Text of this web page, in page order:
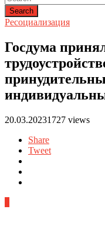
Search
Ресоциализация
Госдума
20.03.20231727 views
Share
Tweet